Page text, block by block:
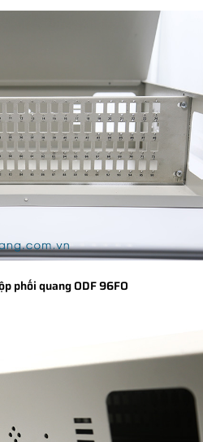
phối quang ODF 96FO